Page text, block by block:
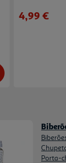
4,99 €
Porta-